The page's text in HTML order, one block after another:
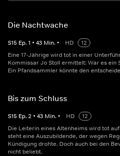
Die Nachtwache
S15 Ep.1 • 43 Min. • HD
12
Eine 17-Jährige wird tot in einer
Kommissar Jo Stoll ermittelt: War es ein
Ein Pfandsammler könnte den
Bis zum Schluss
S15 Ep.2 • 43 Min. • HD
12
Die Leiterin eines Altenheims wird tot
steht eine Auszubildende, der wegen
Kündigung drohte. Doch auch bei den
nicht beliebt.